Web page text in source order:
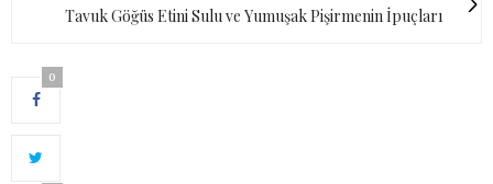
Tavuk Göğüs Etini Sulu ve Yumuşak Pişirmenin İpuçları
0